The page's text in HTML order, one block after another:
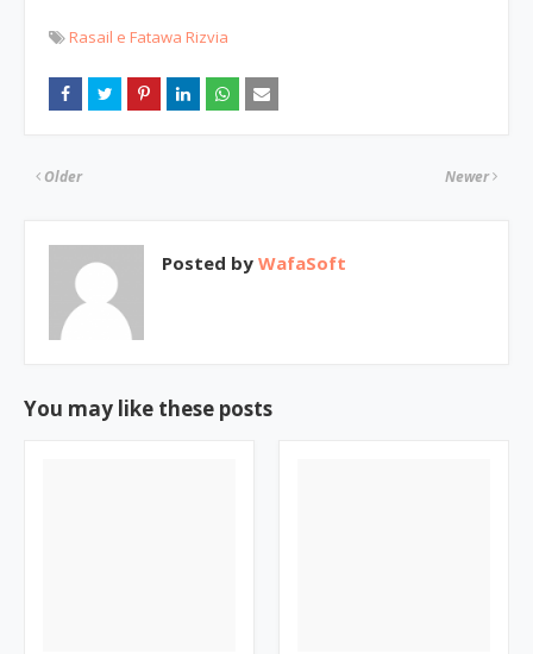
Rasail e Fatawa Rizvia
Newer
Older
Posted by WafaSoft
You may like these posts